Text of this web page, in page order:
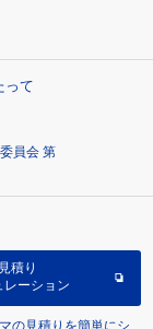
って
員会 第
見積り
レーション
の見積りを簡単にシ